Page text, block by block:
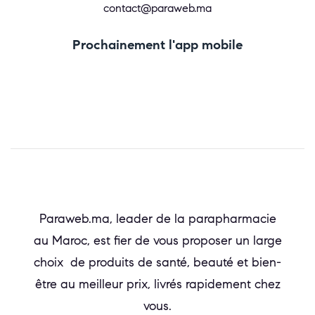
contact@paraweb.ma
Prochainement l'app mobile
Paraweb.ma, leader de la parapharmacie
au Maroc, est fier de vous proposer un large
choix de produits de santé, beauté et bien-
être au meilleur prix, livrés rapidement chez
vous.